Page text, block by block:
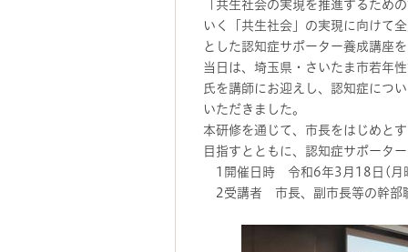
「共生社会の実現を推進するため
いく「共生社会」の実現に向けて
とした認知症サポーター養成講座
当日は、埼玉県・さいたま市若年
氏を講師にお迎えし、認知症につ
いただきました。
本研修を通じて、市長をはじめと
目指すとともに、認知症サポータ
1開催日時 令和6年3月18日(月
2受講者 市長、副市長等の幹部